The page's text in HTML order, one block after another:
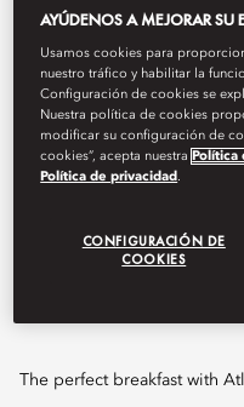
The perfect breakfast with
AYÚDENOS A MEJORAR SU
Usamos cookies para
nuestro tráfico y habilitar la
Configuración de cookies se
Nuestra política de cookies
modificar su configuración de
cookies”, acepta nuestra Política
Política de privacidad .
CONFIGURACIÓN DE
COOKIES